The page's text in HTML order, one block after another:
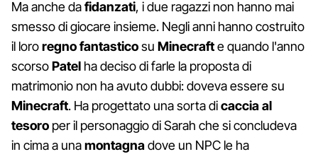
Ma anche dafidanzati, i due ragazzi non hanno mai
smesso di giocare insieme. Negli anni hanno costruito
il lororegno fantasticosu Minecrafte quando l'anno
scorsoPatel ha deciso di farle la proposta di
matrimonio non ha avuto dubbi: doveva essere su
Minecraft. Ha progettato una sorta dicaccia al
tesoro per il personaggio di Sarah che si concludeva
in cima a unamontagnadove un NPC le ha